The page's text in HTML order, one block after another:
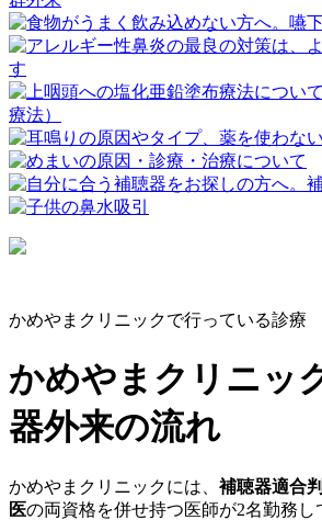
かめやまクリニックで行っている診療
かめやまクリニッ
器外来の流れ
かめやまクリニックには、 補聴器適合
医の両資格を併せ持つ医師が2名勤務し